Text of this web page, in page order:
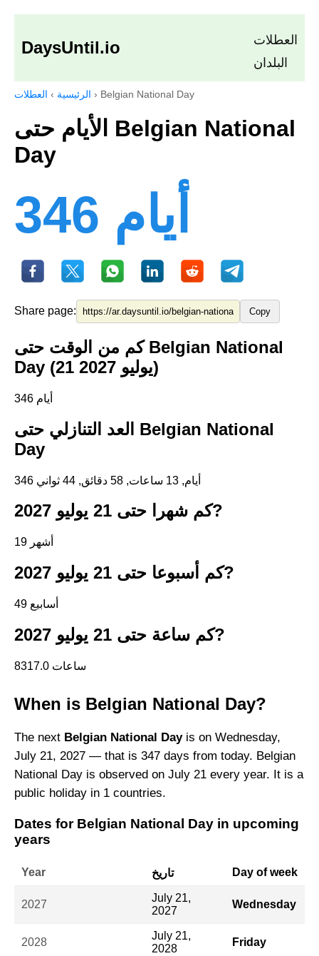
DaysUntil.io
العطلات
البلدان
الرئيسية › العطلات › Belgian National Day
الأيام حتى Belgian National
Day
346 أيام
Share page: Copy
كم من الوقت حتى Belgian National
Day (21 يوليو 2027)
346 أيام
العد التنازلي حتى Belgian National
Day
346 أيام, 13 ساعات, 58 دقائق, 44 ثواني
كم شهرا حتى 21 يوليو 2027?
19 أشهر
كم أسبوعا حتى 21 يوليو 2027?
49 أسابيع
كم ساعة حتى 21 يوليو 2027?
8317.0 ساعات
When is Belgian National Day?
The next Belgian National Dayis on Wednesday,
July 21, 2027 — that is 347 days from today. Belgian
National Day is observed on July 21 every year. It is a
public holiday in 1 countries.
Dates for Belgian National Day in upcoming
years
Year تاريخ Day of week
2027
July 21,
2027
Wednesday
2028
July 21,
2028
Friday